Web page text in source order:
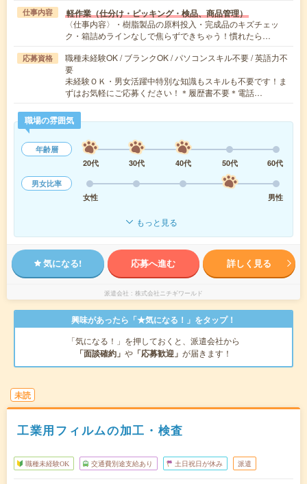
仕事内容 軽作業（仕分け・ピッキング・検品、商品管理）
〈仕事内容〉・樹脂製品の原料投入・完成品のキズチェッ
ク・箱詰めラインなしで焦らずできちゃう！慣れたら…
応募資格
職種未経験OK / ブランクOK / パソコンスキル不要 / 英語力不
要
未経験ＯＫ・男女活躍中特別な知識もスキルも不要です！ま
ずはお気軽にご応募ください！＊履歴書不要＊電話…
職場の雰囲気
年齢層
20代
30代 40代 50代
60代
男女比率
女性
男性
もっと見る
気になる! 応募へ進む 詳しく見る
派遣会社 株式会社ニチギワールド
興味があったら「★気になる！」をタップ！
「気になる！」を押しておくと、派遣会社から
「面談確約」 や 「応募歓迎」 が届きます！
未読
工業用フィルムの加工・検査
職種未経験OK 交通費別途支給あり 土日祝日が休み 派遣